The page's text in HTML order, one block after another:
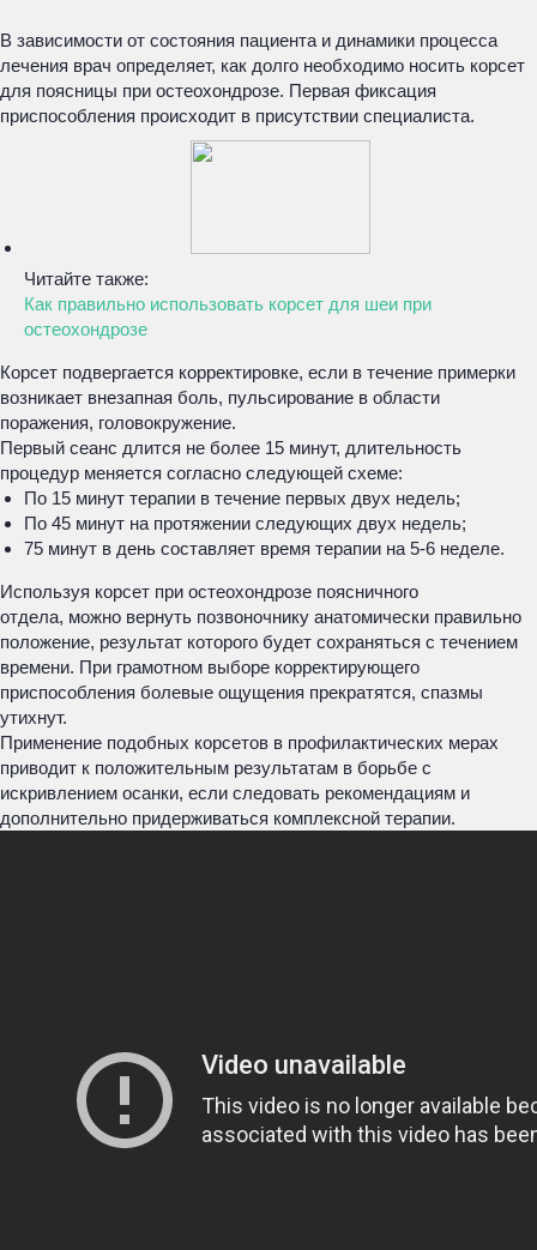
В зависимости от состояния пациента и динамики процесса
лечения врач определяет, как долго необходимо носить корсет
для поясницы при остеохондрозе. Первая фиксация
приспособления происходит в присутствии специалиста.
Читайте также:
Как правильно использовать корсет для шеи при
остеохондрозе
Корсет подвергается корректировке, если в течение примерки
возникает внезапная боль, пульсирование в области
поражения, головокружение.
Первый сеанс длится не более 15 минут, длительность
процедур меняется согласно следующей схеме:
По 15 минут терапии в течение первых двух недель;
По 45 минут на протяжении следующих двух недель;
75 минут в день составляет время терапии на 5-6 неделе.
Используя корсет при остеохондрозе поясничного
отдела, можно вернуть позвоночнику анатомически правильно
положение, результат которого будет сохраняться с течением
времени. При грамотном выборе корректирующего
приспособления болевые ощущения прекратятся, спазмы
утихнут.
Применение подобных корсетов в профилактических мерах
приводит к положительным результатам в борьбе с
искривлением осанки, если следовать рекомендациям и
дополнительно придерживаться комплексной терапии.